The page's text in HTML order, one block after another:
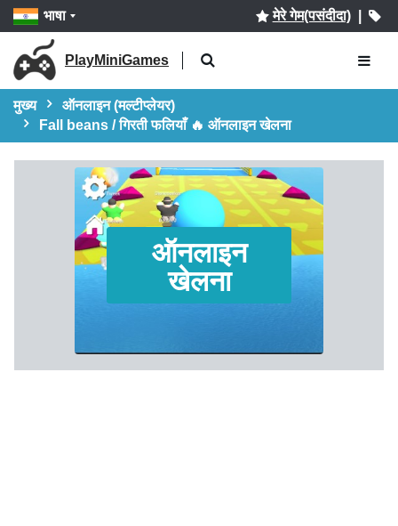
भाषा मेरे गेम(पसंदीदा)|
PlayMiniGames
मुख्य
ऑनलाइन (मल्टीप्लेयर)
Fall beans / गिरती फलियाँ 🔥 ऑनलाइन खेलना
ऑनलाइन
खेलना